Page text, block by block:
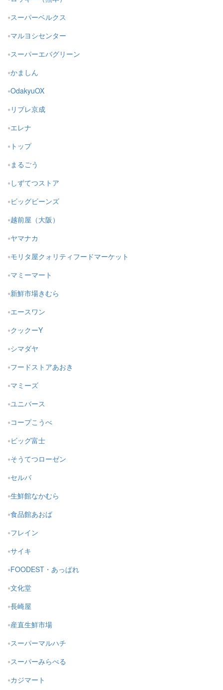
スーパーベルクス
マルヨシセンター
スーパーエバグリーン
かましん
OdakyuOX
リブレ京成
エレナ
トップ
まるごう
しずてつストア
ビッグビーンズ
越前屋（大阪）
ヤマナカ
モリタ屋クォリティフードマーケット
マミーマート
新鮮市場きむら
エースワン
クックーY
シマダヤ
フードストアあおき
マミーズ
ユニバース
コープこうべ
ビッグ富士
そうてつローゼン
セルバ
生鮮館なかむら
食品館あおば
フレイン
サイキ
FOODEST・あっぱれ
文化堂
長崎屋
産直生鮮市場
スーパーマルハチ
スーパーみらべる
カジマート